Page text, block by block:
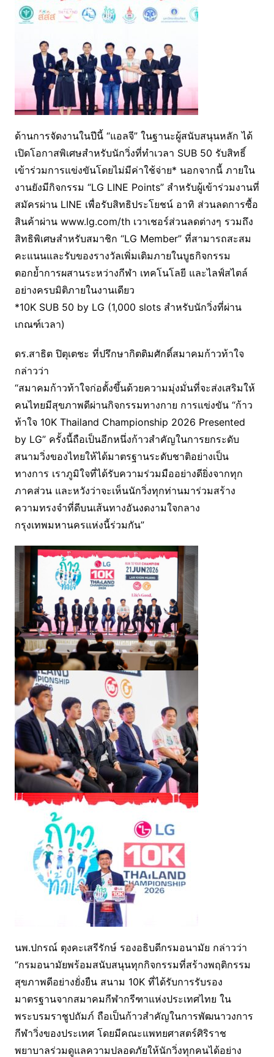
ด้านการจัดงานในปีนี้ “แอลจี” ในฐานะผู้สนับสนุนหลัก ได้
เปิดโอกาสพิเศษสำหรับนักวิ่งที่ทำเวลา SUB 50 รับสิทธิ์
เข้าร่วมการแข่งขันโดยไม่มีค่าใช้จ่าย* นอกจากนี้ ภายใน
งานยังมีกิจกรรม “LG LINE Points” สำหรับผู้เข้าร่วมงานที่
สมัครผ่าน LINE เพื่อรับสิทธิประโยชน์ อาทิ ส่วนลดการซื้อ
สินค้าผ่าน www.lg.com/th เวาเชอร์ส่วนลดต่างๆ รวมถึง
สิทธิพิเศษสำหรับสมาชิก “LG Member” ที่สามารถสะสม
คะแนนและรับของรางวัลเพิ่มเติมภายในบูธกิจกรรม
ตอกย้ำการผสานระหว่างกีฬา เทคโนโลยี และไลฟ์สไตล์
อย่างครบมิติภายในงานเดียว
*10K SUB 50 by LG (1,000 slots สำหรับนักวิ่งที่ผ่าน
เกณฑ์เวลา)
ดร.สาธิต ปิตุเตชะ ที่ปรึกษากิตติมศักดิ์สมาคมก้าวท้าใจ
กล่าวว่า
“สมาคมก้าวท้าใจก่อตั้งขึ้นด้วยความมุ่งมั่นที่จะส่งเสริมให้
คนไทยมีสุขภาพดีผ่านกิจกรรมทางกาย การแข่งขัน “ก้าว
ท้าใจ 10K Thailand Championship 2026 Presented
by LG” ครั้งนี้ถือเป็นอีกหนึ่งก้าวสำคัญในการยกระดับ
สนามวิ่งของไทยให้ได้มาตรฐานระดับชาติอย่างเป็น
ทางการ เราภูมิใจที่ได้รับความร่วมมืออย่างดียิ่งจากทุก
ภาคส่วน และหวังว่าจะเห็นนักวิ่งทุกท่านมาร่วมสร้าง
ความทรงจำที่ดีบนเส้นทางอันงดงามใจกลาง
กรุงเทพมหานครแห่งนี้ร่วมกัน”
นพ.ปกรณ์ ตุงคะเสรีรักษ์ รองอธิบดีกรมอนามัย กล่าวว่า
“กรมอนามัยพร้อมสนับสนุนทุกกิจกรรมที่สร้างพฤติกรรม
สุขภาพดีอย่างยั่งยืน สนาม 10K ที่ได้รับการรับรอง
มาตรฐานจากสมาคมกีฬากรีฑาแห่งประเทศไทย ใน
พระบรมราชูปถัมภ์ ถือเป็นก้าวสำคัญในการพัฒนาวงการ
กีฬาวิ่งของประเทศ โดยมีคณะแพทยศาสตร์ศิริราช
พยาบาลร่วมดูแลความปลอดภัยให้นักวิ่งทุกคนได้อย่าง